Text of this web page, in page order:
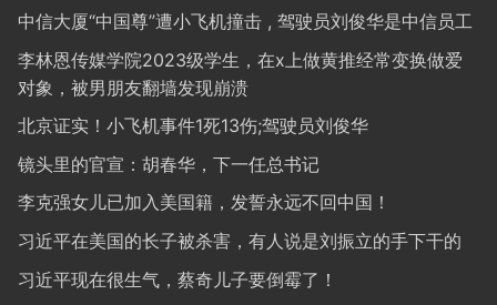
中信大厦“中国尊”遭小飞机撞击 , 驾驶员刘俊华是中信员工
李林恩传媒学院2023级学生，在x上做黄推经常变换做爱
对象，被男朋友翻墙发现崩溃
北京证实！小飞机事件1死13伤;驾驶员刘俊华
镜头里的官宣：胡春华，下一任总书记
李克强女儿已加入美国籍，发誓永远不回中国！
习近平在美国的长子被杀害，有人说是刘振立的手下干的
习近平现在很生气，蔡奇儿子要倒霉了！